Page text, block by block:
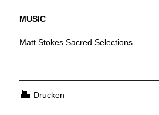
MUSIC
Matt Stokes Sacred Selections
Drucken